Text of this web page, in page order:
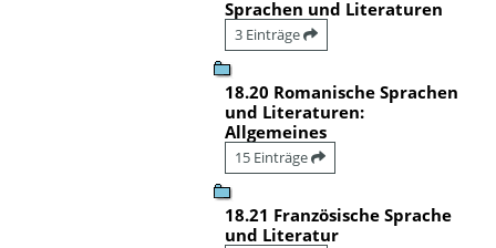
Sprachen und Literaturen
3 Einträge
18.20 Romanische Sprachen
und Literaturen:
Allgemeines
15 Einträge
18.21 Französische Sprache
und Literatur